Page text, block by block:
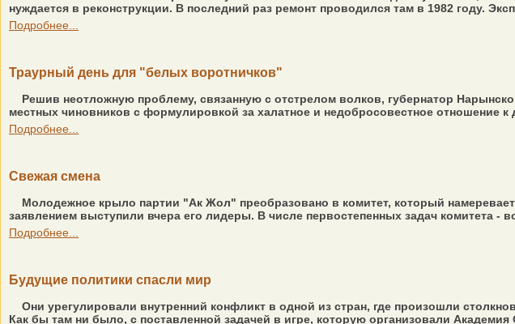
нуждается в реконструкции. В последний раз ремонт проводился там в 1982 году.
Подробнее...
Траурный день для "белых воротничков"
Решив неотложную проблему, связанную с отстрелом волков, губернатор
местных чиновников с формулировкой за халатное и недобросовестное отношение к
Подробнее...
Свежая смена
Молодежное крыло партии "Ак Жол" преобразовано в комитет, который
заявлением выступили вчера его лидеры. В числе первостепенных задач комитета
Подробнее...
Будущие политики спасли мир
Они урегулировали внутренний конфликт в одной из стран, где произошли
Как бы там ни было, с поставленной задачей в игре, которую организовали